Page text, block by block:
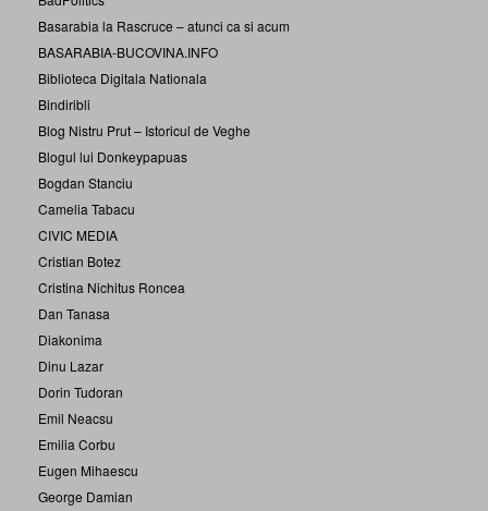
Basarabia la Rascruce – atunci ca si acum
BASARABIA-BUCOVINA.INFO
Biblioteca Digitala Nationala
Bindiribli
Blog Nistru Prut – Istoricul de Veghe
Blogul lui Donkeypapuas
Bogdan Stanciu
Camelia Tabacu
CIVIC MEDIA
Cristian Botez
Cristina Nichitus Roncea
Dan Tanasa
Diakonima
Dinu Lazar
Dorin Tudoran
Emil Neacsu
Emilia Corbu
Eugen Mihaescu
George Damian